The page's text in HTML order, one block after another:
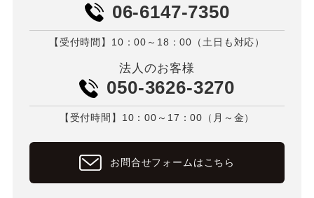
06-6147-7350
【受付時間】10：00～18：00（土日も対応）
法人のお客様
050-3626-3270
【受付時間】10：00～17：00（月～金）
お問合せフォームはこちら